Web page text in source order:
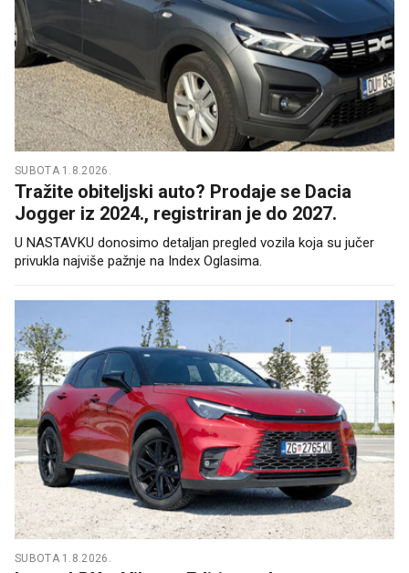
SUBOTA 1.8.2026.
Tražite obiteljski auto? Prodaje se Dacia
Jogger iz 2024., registriran je do 2027.
U NASTAVKU donosimo detaljan pregled vozila koja su jučer
privukla najviše pažnje na Index Oglasima.
SUBOTA 1.8.2026.